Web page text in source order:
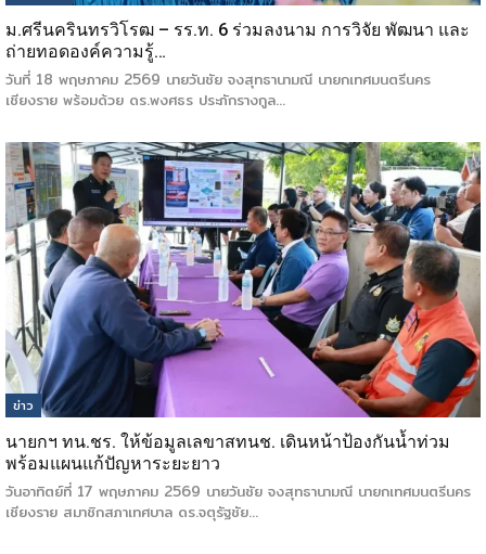
ม.ศรีนครินทรวิโรฒ – รร.ท. 6 ร่วมลงนาม การวิจัย พัฒนา และ
ถ่ายทอดองค์ความรู้…
วันที่ 18 พฤษภาคม 2569 นายวันชัย จงสุทธานามณี นายกเทศมนตรีนคร
เชียงราย พร้อมด้วย ดร.พงศธร ประภักรางกูล…
ข่าว
นายกฯ ทน.ชร. ให้ข้อมูลเลขาสทนช. เดินหน้าป้องกันน้ำท่วม
พร้อมแผนแก้ปัญหาระยะยาว
วันอาทิตย์ที่ 17 พฤษภาคม 2569 นายวันชัย จงสุทธานามณี นายกเทศมนตรีนคร
เชียงราย สมาชิกสภาเทศบาล ดร.จตุรัฐชัย…